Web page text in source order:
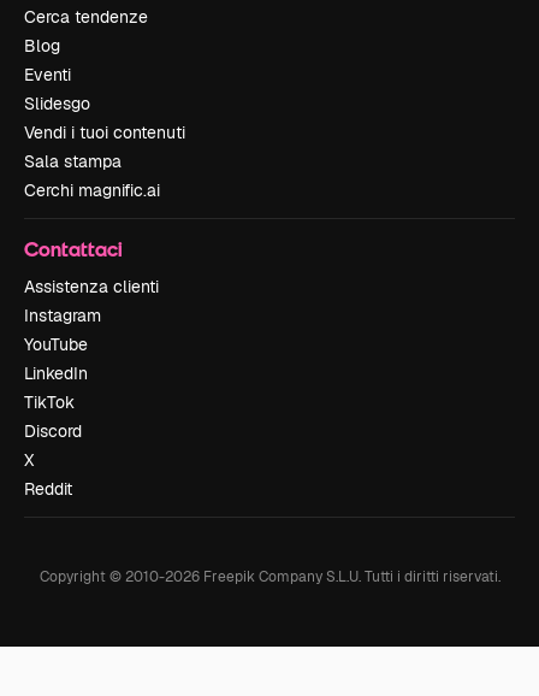
Cerca tendenze
Blog
Eventi
Slidesgo
Vendi i tuoi contenuti
Sala stampa
Cerchi magnific.ai
Contattaci
Assistenza clienti
Instagram
YouTube
LinkedIn
TikTok
Discord
X
Reddit
Copyright © 2010-2026Freepik Company S.L.U. Tutti i diritti riservati.